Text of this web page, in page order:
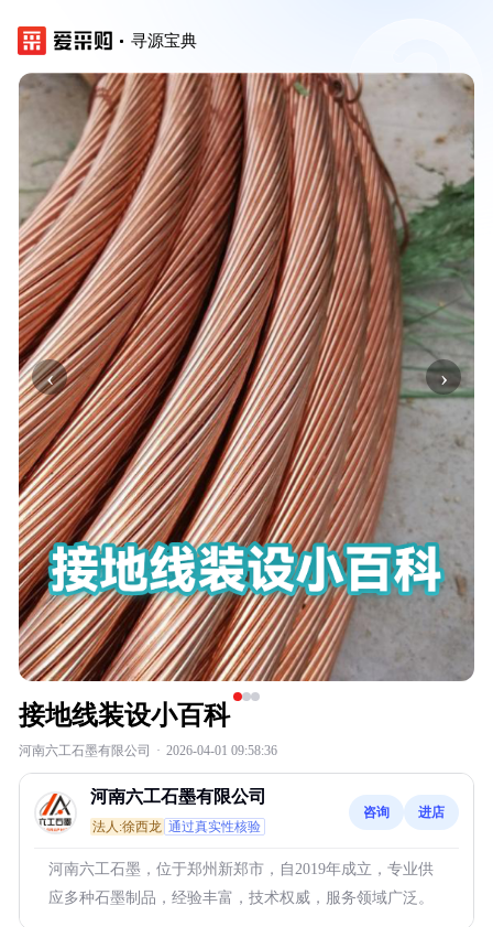
寻源宝典
‹ ›
接地线装设小百科
河南六工石墨有限公司 · 2026-04-01 09:58:36
河南六工石墨有限公司
法人:徐西龙 通过真实性核验
咨询 进店
河南六工石墨，位于郑州新郑市，自2019年成立，专业供
应多种石墨制品，经验丰富，技术权威，服务领域广泛。